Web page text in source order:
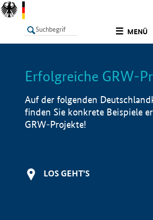
MENÜ
LISTE
Erfolgreiche GRW-
Auf der folgenden
finden Sie konkrete Beispiele
GRW-Projekte!
LOS GEHT'S